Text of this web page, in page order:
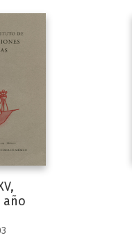
año